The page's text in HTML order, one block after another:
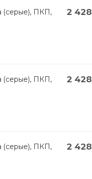
(серые), ПКП,
2 428
(серые), ПКП,
2 428
(серые), ПКП,
2 428